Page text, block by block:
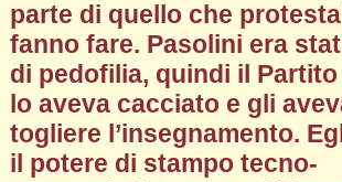
parte di quello che
fanno fare. Pasolini era
di pedofilia, quindi il
lo aveva cacciato e gli
togliere l’insegnamento.
il potere di stampo tecno-